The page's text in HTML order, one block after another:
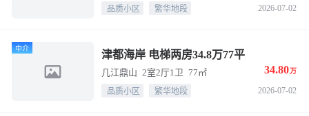
品质小区 繁华地段 2026-07-02
中介
津都海岸 电梯两房34.8万77平
几江鼎山 2室2厅1卫 77㎡ 34.80万
品质小区 繁华地段 2026-07-02